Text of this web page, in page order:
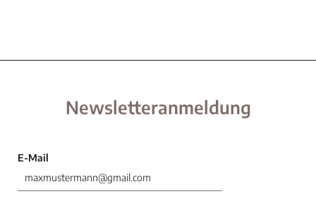
Newsletteranmeldung
E-Mail